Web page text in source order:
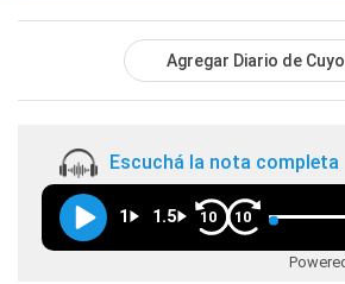
Agregar Diario de
Escuchá la nota completa
1 1.5 10 10